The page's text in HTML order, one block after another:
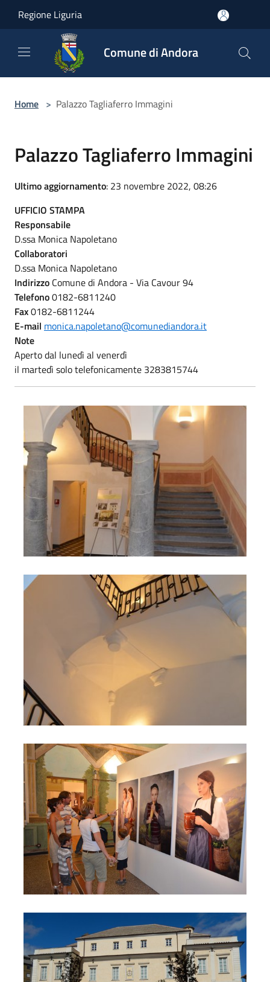
Regione Liguria
Comune di Andora
Home > Palazzo Tagliaferro Immagini
Palazzo Tagliaferro Immagini
Ultimo aggiornamento: 23 novembre 2022, 08:26
UFFICIO STAMPA
Responsabile
D.ssa Monica Napoletano
Collaboratori
D.ssa Monica Napoletano
Indirizzo Comune di Andora - Via Cavour 94
Telefono0182-6811240
Fax0182-6811244
E-mail monica.napoletano@comunediandora.it
Note
Aperto dal lunedì al venerdì
il martedì solo telefonicamente 3283815744
Atrio Palazzo Tagliaferro
Scale
Mostra "L'Immaginario è servita"
Palazzo Tagliaferro